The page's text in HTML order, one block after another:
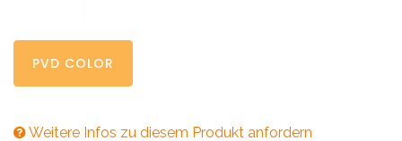
PVD COLOR
Weitere Infos zu diesem Produkt anfordern